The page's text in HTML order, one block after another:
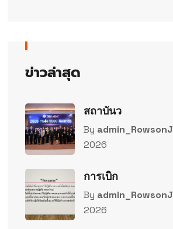
ข่าวล่าสุด
สถาบันว
By admin_RowsonJ
2026
การเบิก
By admin_RowsonJ
2026